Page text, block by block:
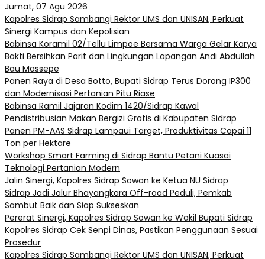
Jumat, 07 Agu 2026
Kapolres Sidrap Sambangi Rektor UMS dan UNISAN, Perkuat
Sinergi Kampus dan Kepolisian
Babinsa Koramil 02/Tellu Limpoe Bersama Warga Gelar Karya
Bakti Bersihkan Parit dan Lingkungan Lapangan Andi Abdullah
Bau Massepe
Panen Raya di Desa Botto, Bupati Sidrap Terus Dorong IP300
dan Modernisasi Pertanian Pitu Riase
Babinsa Ramil Jajaran Kodim 1420/Sidrap Kawal
Pendistribusian Makan Bergizi Gratis di Kabupaten Sidrap
Panen PM-AAS Sidrap Lampaui Target, Produktivitas Capai 11
Ton per Hektare
Workshop Smart Farming di Sidrap Bantu Petani Kuasai
Teknologi Pertanian Modern
Jalin Sinergi, Kapolres Sidrap Sowan ke Ketua NU Sidrap
Sidrap Jadi Jalur Bhayangkara Off-road Peduli, Pemkab
Sambut Baik dan Siap Sukseskan
Pererat Sinergi, Kapolres Sidrap Sowan ke Wakil Bupati Sidrap
Kapolres Sidrap Cek Senpi Dinas, Pastikan Penggunaan Sesuai
Prosedur
Kapolres Sidrap Sambangi Rektor UMS dan UNISAN, Perkuat